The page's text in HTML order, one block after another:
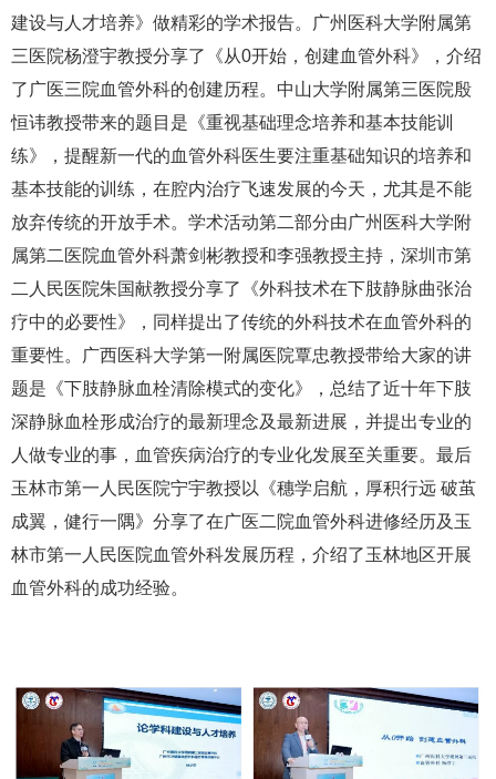
建设与人才培养》做精彩的学术报告。广州医科大学附属第
三医院杨澄宇教授分享了《从0开始，创建血管外科》，介绍
了广医三院血管外科的创建历程。中山大学附属第三医院殷
恒讳教授带来的题目是《重视基础理念培养和基本技能训
练》，提醒新一代的血管外科医生要注重基础知识的培养和
基本技能的训练，在腔内治疗飞速发展的今天，尤其是不能
放弃传统的开放手术。学术活动第二部分由广州医科大学附
属第二医院血管外科萧剑彬教授和李强教授主持，深圳市第
二人民医院朱国献教授分享了《外科技术在下肢静脉曲张治
疗中的必要性》，同样提出了传统的外科技术在血管外科的
重要性。广西医科大学第一附属医院覃忠教授带给大家的讲
题是《下肢静脉血栓清除模式的变化》，总结了近十年下肢
深静脉血栓形成治疗的最新理念及最新进展，并提出专业的
人做专业的事，血管疾病治疗的专业化发展至关重要。最后
玉林市第一人民医院宁宇教授以《穗学启航，厚积行远 破茧
成翼，健行一隅》分享了在广医二院血管外科进修经历及玉
林市第一人民医院血管外科发展历程，介绍了玉林地区开展
血管外科的成功经验。